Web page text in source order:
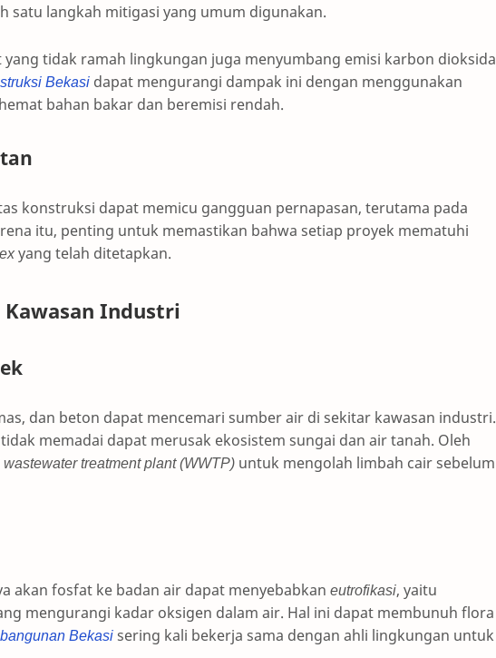
satu langkah mitigasi yang umum digunakan.
tidak ramah lingkungan juga menyumbang emisi karbon dioksida
Bekasi dapat mengurangi dampak ini dengan menggunakan
bahan bakar dan beremisi rendah.
konstruksi dapat memicu gangguan pernapasan, terutama pada
itu, penting untuk memastikan bahwa setiap proyek mematuhi
yang telah ditetapkan.
Industri
dan beton dapat mencemari sumber air di sekitar kawasan industri.
memadai dapat merusak ekosistem sungai dan air tanah. Oleh
wastewater treatment plant (WWTP) untuk mengolah limbah cair sebelum
akan fosfat ke badan air dapat menyebabkan eutrofikasi, yaitu
mengurangi kadar oksigen dalam air. Hal ini dapat membunuh flora
Bekasi sering kali bekerja sama dengan ahli lingkungan untuk